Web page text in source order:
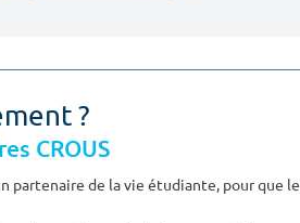
?
CROUS
partenaire de la vie étudiante, pour que le